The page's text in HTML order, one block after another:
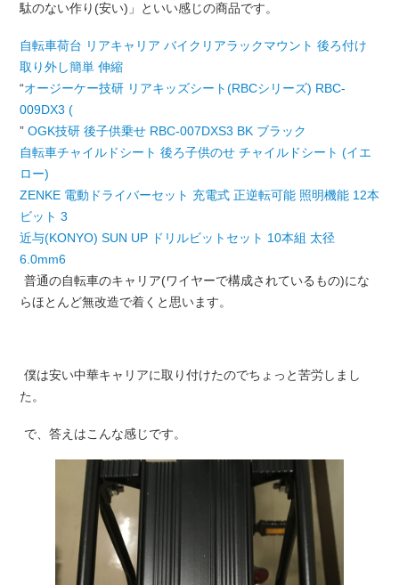
駄のない作り(安い)」といい感じの商品です。
自転車荷台 リアキャリア バイクリアラックマウント 後ろ付け
取り外し簡単 伸縮
“オージーケー技研 リアキッズシート(RBCシリーズ) RBC-
009DX3 (
” OGK技研 後子供乗せ RBC-007DXS3 BK ブラック
自転車チャイルドシート 後ろ子供のせ チャイルドシート (イエ
ロー)
ZENKE 電動ドライバーセット 充電式 正逆転可能 照明機能 12本
ビット 3
近与(KONYO) SUN UP ドリルビットセット 10本組 太径
6.0mm6
普通の自転車のキャリア(ワイヤーで構成されているもの)にな
らほとんど無改造で着くと思います。
僕は安い中華キャリアに取り付けたのでちょっと苦労しまし
た。
で、答えはこんな感じです。